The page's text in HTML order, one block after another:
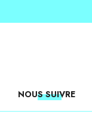
NOUS SUIVRE